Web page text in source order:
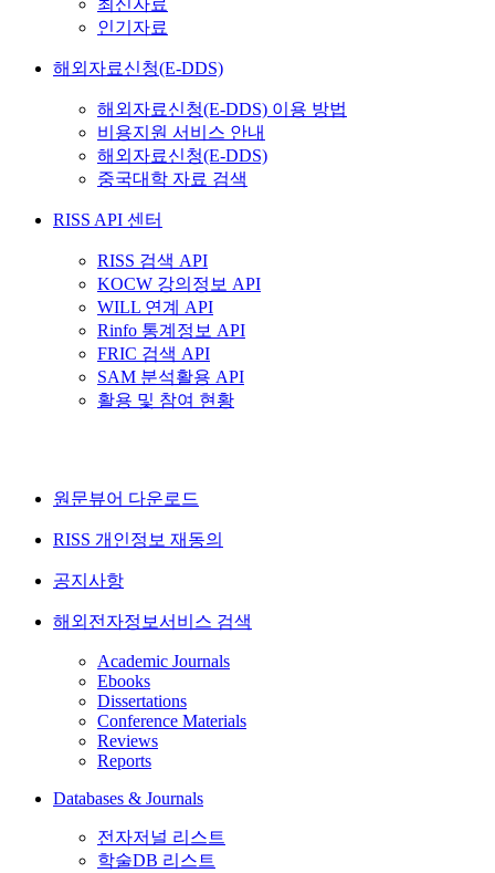
최신자료
인기자료
해외자료신청(E-DDS)
해외자료신청(E-DDS) 이용 방법
비용지원 서비스 안내
해외자료신청(E-DDS)
중국대학 자료 검색
RISS API 센터
RISS 검색 API
KOCW 강의정보 API
WILL 연계 API
Rinfo 통계정보 API
FRIC 검색 API
SAM 분석활용 API
활용 및 참여 현황
원문뷰어 다운로드
RISS 개인정보 재동의
공지사항
해외전자정보서비스 검색
Academic Journals
Ebooks
Dissertations
Conference Materials
Reviews
Reports
Databases & Journals
전자저널 리스트
학술DB 리스트